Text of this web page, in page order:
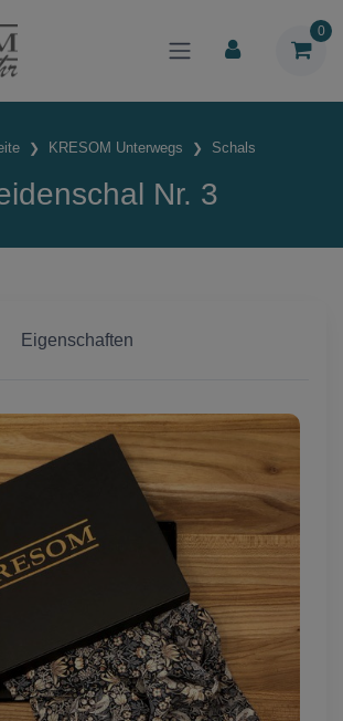
0
KRESOM Unterwegs Schals
Nr. 3
Eigenschaften